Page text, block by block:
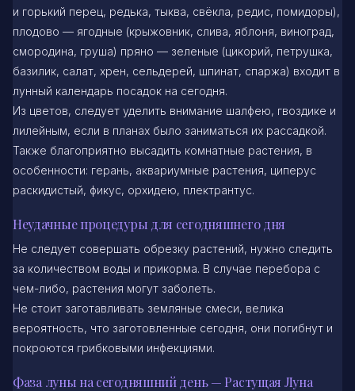
и горький перец, редька, тыква, свёкла, редис, помидоры),
плодово — ягодные (крыжовник, слива, яблоня, виноград,
смородина, груша) пряно — зеленые (цикорий, петрушка,
базилик, салат, хрен, сельдерей, шпинат, спаржа) входит в
лунный календарь посадок на сегодня.
Из цветов, следует уделить внимание шалфею, гвоздике и
лилейным, если в планах было заниматься их рассадкой.
Также благоприятно высадить комнатные растения, в
особенности: герань, аквариумные растения, циперус
раскидистый, фикус, орхидею, плектрантус.
Неудачные процедуры для сегодняшнего дня
Не следует совершать обрезку растений, нужно следить
за количеством воды и прикорма. В случае перебора с
чем-либо, растения могут заболеть.
Не стоит заготавливать земляные смеси, велика
вероятность, что заготовленные сегодня, они погибнут и
покроются грибковыми инфекциями.
Фаза луны на сегодняшний день — Растущая Луна